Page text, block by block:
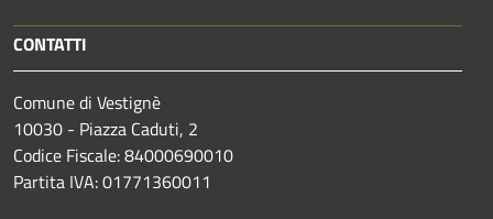
CONTATTI
Comune di Vestignè
10030 - Piazza Caduti, 2
Codice Fiscale: 84000690010
Partita IVA: 01771360011